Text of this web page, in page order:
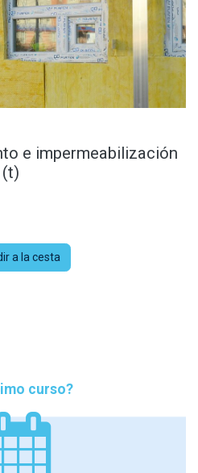
e impermeabilización
a la cesta
curso?